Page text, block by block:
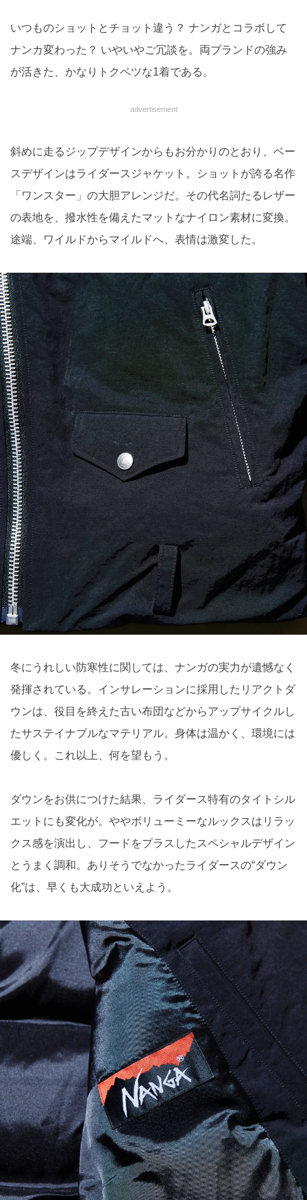
いつものショットとチョット違う？ ナンガとコラボして
ナンカ変わった？ いやいやご冗談を。両ブランドの強み
が活きた、かなりトクベツな1着である。
advertisement
斜めに走るジップデザインからもお分かりのとおり、ベー
スデザインはライダースジャケット。ショットが誇る名作
「ワンスター」の大胆アレンジだ。その代名詞たるレザー
の表地を、撥水性を備えたマットなナイロン素材に変換。
途端、ワイルドからマイルドへ、表情は激変した。
冬にうれしい防寒性に関しては、ナンガの実力が遺憾なく
発揮されている。インサレーションに採用したリアクトダ
ウンは、役目を終えた古い布団などからアップサイクルし
たサステイナブルなマテリアル。身体は温かく、環境には
優しく。これ以上、何を望もう。
ダウンをお供につけた結果、ライダース特有のタイトシル
エットにも変化が。ややボリューミーなルックスはリラッ
クス感を演出し、フードをプラスしたスペシャルデザイン
とうまく調和。ありそうでなかったライダースの“ダウン
化”は、早くも大成功といえよう。